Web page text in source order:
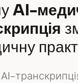
AI-